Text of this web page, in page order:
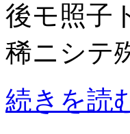
後モ照子
稀ニシテ
続きを読